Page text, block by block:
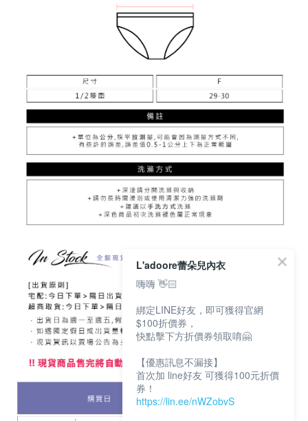
L'adoore蕾朵兒內衣
嗨嗨 👋🏻
綁定LINE好友，即可獲得官網
$100折價券，
快點擊下方折價券領取唷🤗
【優惠訊息不漏接】
首次加 line好友 可獲得100元折價
券！
https://lin.ee/nWZobvS